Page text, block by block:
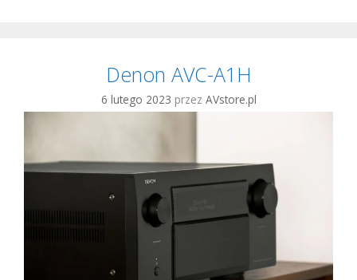
Denon AVC-A1H
6 lutego 2023 przez AVstore.pl